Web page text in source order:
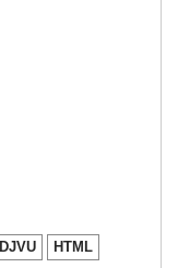
DJVU HTML